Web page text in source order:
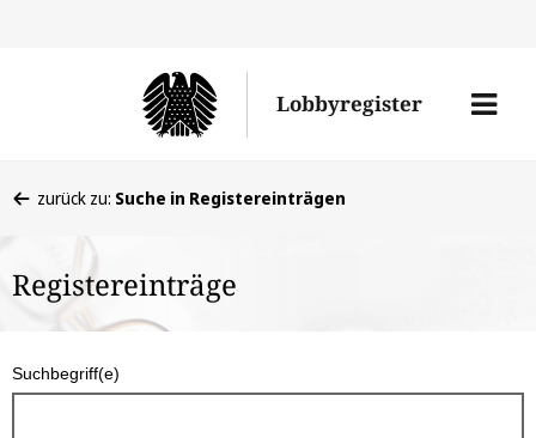
den
Lobbyregister
Menü
befinden
hier:
zurück zu: Suche in Registereinträgen
Registereinträge
u
Suchbegriff(e)